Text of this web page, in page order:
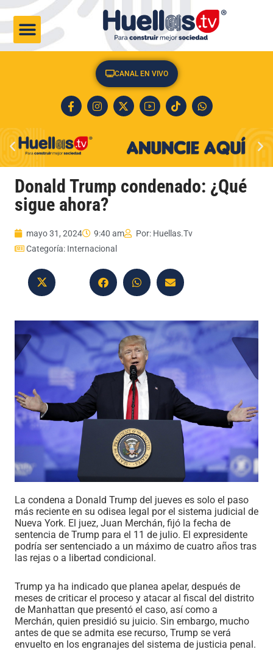
CANAL EN VIVO
Donald Trump condenado: ¿Qué
sigue ahora?
mayo 31, 2024 9:40 am Por: Huellas.Tv
Categoría: Internacional
La condena a Donald Trump del jueves es solo el paso
más reciente en su odisea legal por el sistema judicial de
Nueva York. El juez, Juan Merchán, fijó la fecha de
sentencia de Trump para el 11 de julio. El expresidente
podría ser sentenciado a un máximo de cuatro años tras
las rejas o a libertad condicional.
Trump ya ha indicado que planea apelar, después de
meses de criticar el proceso y atacar al fiscal del distrito
de Manhattan que presentó el caso, así como a
Merchán, quien presidió su juicio. Sin embargo, mucho
antes de que se admita ese recurso, Trump se verá
envuelto en los engranajes del sistema de justicia penal.